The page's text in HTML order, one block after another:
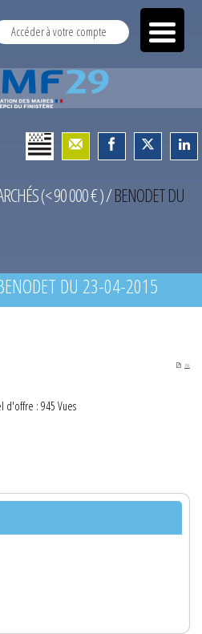
Accéder à votre compte
(< 90 000 € )/BENODET DU
DU 23-04-2015
PDF
d'offre : 945 Vues